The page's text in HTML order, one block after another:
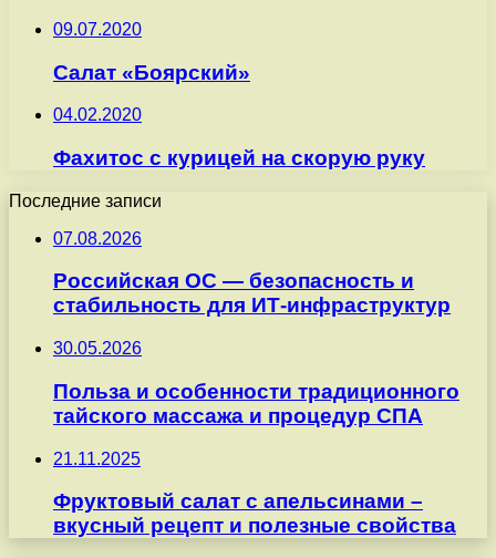
09.07.2020
Салат «Боярский»
04.02.2020
Фахитос с курицей на скорую руку
Последние записи
07.08.2026
Российская ОС — безопасность и
стабильность для ИТ-инфраструктур
30.05.2026
Польза и особенности традиционного
тайского массажа и процедур СПА
21.11.2025
Фруктовый салат с апельсинами –
вкусный рецепт и полезные свойства